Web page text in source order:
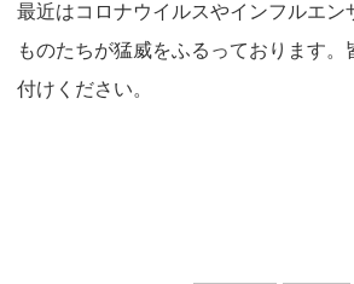
最近はコロナウイルスやインフルエン
ものたちが猛威をふるっております。
付けください。